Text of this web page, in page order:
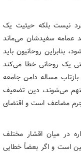
نیست بلکه حیثیت یک
عمامه سفیدشان می‌ماند
بنابراین روحانیون باید
یک روحانی خطا می‌کند
مساله دامن جامعه
می‌شوند، دین تضعیف
مضاعف است و اقتضای
در میان اقشار مختلف
است و اگر بعضاً خطایی